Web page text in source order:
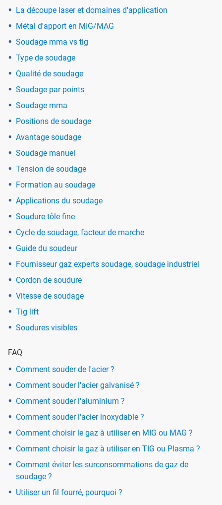
La découpe laser et domaines d'application
Métal d'apport en MIG/MAG
Soudage mma vs tig
Type de soudage
Qualité de soudage
Soudage par points
Soudage mma
Positions de soudage
Avantage soudage
Soudage manuel
Tension de soudage
Formation au soudage
Applications du soudage
Soudure tôle fine
Cycle de soudage, facteur de marche
Guide du soudeur
Fournisseur gaz experts soudage, soudage industriel
Cordon de soudure
Vitesse de soudage
Tig lift
Soudures visibles
FAQ
Comment souder de l'acier ?
Comment souder l'acier galvanisé ?
Comment souder l'aluminium ?
Comment souder l'acier inoxydable ?
Comment choisir le gaz à utiliser en MIG ou MAG ?
Comment choisir le gaz à utiliser en TIG ou Plasma ?
Comment éviter les surconsommations de gaz de
soudage ?
Utiliser un fil fourré, pourquoi ?